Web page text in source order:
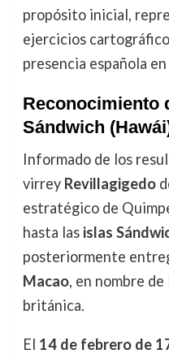
propósito inicial,
ejercicios
presencia española
Reconocimiento
Sándwich
Informado de los
virrey Revillagigedo
estratégico de
hasta las islas
posteriormente
Macao, en nombre de
británica.
El 14 de febrero de